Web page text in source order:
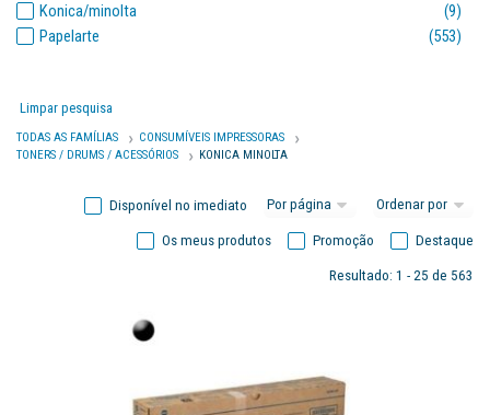
Konica/minolta
(9)
Papelarte
(553)
Limpar pesquisa
TODAS AS FAMÍLIAS
CONSUMÍVEIS IMPRESSORAS
TONERS / DRUMS / ACESSÓRIOS
KONICA MINOLTA
Disponível no imediato
Destaque
Promoção
Os meus produtos
Resultado: 1 - 25 de 563